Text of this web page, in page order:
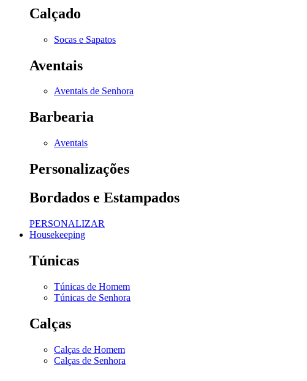
Calçado
Socas e Sapatos
Aventais
Aventais de Senhora
Barbearia
Aventais
Personalizações
Bordados e Estampados
PERSONALIZAR
Housekeeping
Túnicas
Túnicas de Homem
Túnicas de Senhora
Calças
Calças de Homem
Calças de Senhora